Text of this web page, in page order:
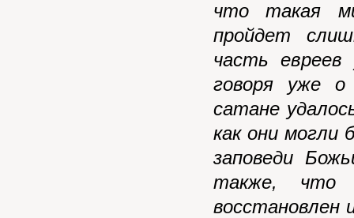
что такая
пройдет
часть
говоря уже
сатане
как они могли
заповеди
также, что
восстановлен